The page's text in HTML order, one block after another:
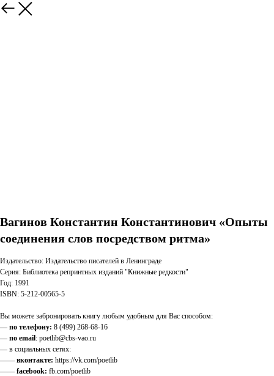
Вагинов Константин Константинович «Опыты
соединения слов посредством ритма»
Издательство: Издательство писателей в Ленинграде
Серия: Библиотека репринтных изданий "Книжные редкости"
Год: 1991
ISBN: 5-212-00565-5
Вы можете забронировать книгу любым удобным для Вас способом:
— по телефону: 8 (499) 268-68-16
— по email: poetlib@cbs-vao.ru
— в социальных сетях:
—— вконтакте: https://vk.com/poetlib
—— facebook: fb.com/poetlib